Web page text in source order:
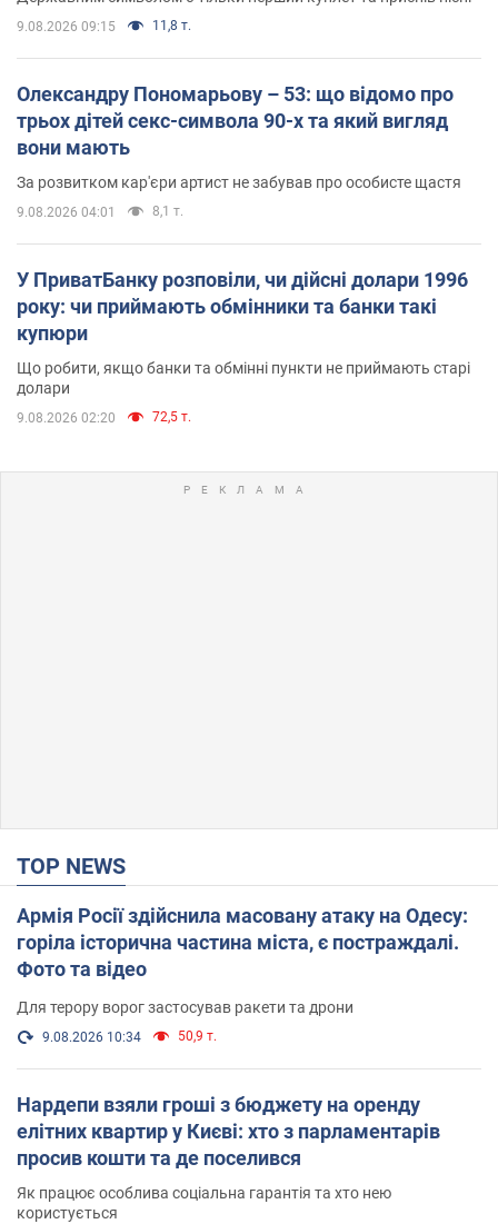
9.08.2026 09:15 11,8 т.
Олександру Пономарьову – 53: що відомо про
трьох дітей секс-символа 90-х та який вигляд
вони мають
За розвитком кар'єри артист не забував про особисте щастя
9.08.2026 04:01 8,1 т.
У ПриватБанку розповіли, чи дійсні долари 1996
року: чи приймають обмінники та банки такі
купюри
Що робити, якщо банки та обмінні пункти не приймають старі
долари
9.08.2026 02:20 72,5 т.
TOP NEWS
Армія Росії здійснила масовану атаку на Одесу:
горіла історична частина міста, є постраждалі.
Фото та відео
Для терору ворог застосував ракети та дрони
9.08.2026 10:34 50,9 т.
Нардепи взяли гроші з бюджету на оренду
елітних квартир у Києві: хто з парламентарів
просив кошти та де поселився
Як працює особлива соціальна гарантія та хто нею
користується